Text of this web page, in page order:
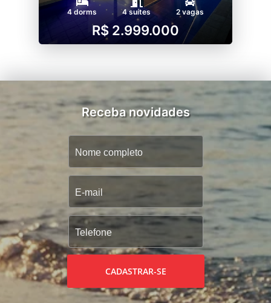
4 dorms 4 suítes 2 vagas
R$ 2.999.000
Receba novidades
CADASTRAR-SE